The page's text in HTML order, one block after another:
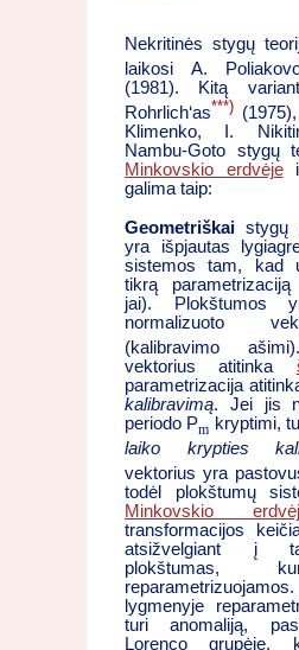
Nekritinės stygų
laikosi A.
(1981). Kitą
Rohrlich‘as***)
Klimenko, I.
Nambu-Goto stygų
Minkovskio erdvėje
galima taip:
Geometriškai stygų
yra išpjautas
sistemos tam, kad
tikrą
jai). Plokštumos
normalizuoto
(kalibravimo
vektorius atitinka
parametrizacija
kalibravimą. Jei jis
periodo Pm kryptimi,
laiko krypties
vektorius yra
todėl plokštumų
Minkovskio
transformacijos
atsižvelgiant į
plokštumas,
lygmenyje
turi anomaliją,
Lorenco grupėje,